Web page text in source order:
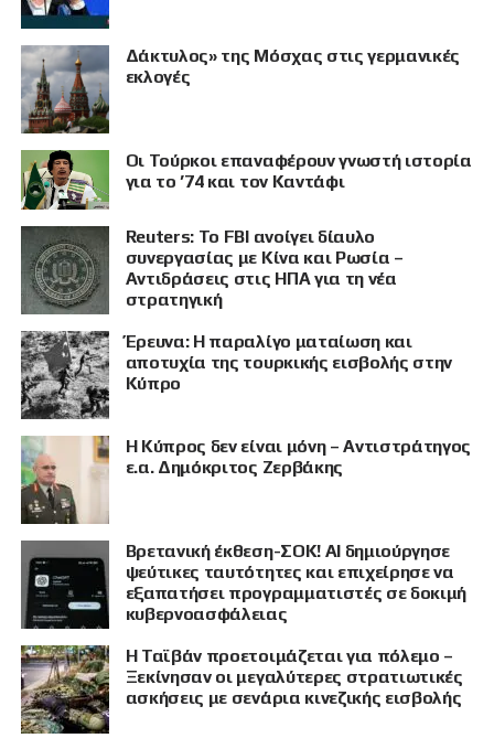
ΠΡΟΒΟΛΗ
Δάκτυλος» της Μόσχας στις γερμανικές
εκλογές
Οι Τούρκοι επαναφέρουν γνωστή ιστορία
για το ’74 και τον Καντάφι
Reuters: Το FBI ανοίγει δίαυλο
συνεργασίας με Κίνα και Ρωσία –
Αντιδράσεις στις ΗΠΑ για τη νέα
στρατηγική
Έρευνα: Η παραλίγο ματαίωση και
αποτυχία της τουρκικής εισβολής στην
Κύπρο
Η Κύπρος δεν είναι μόνη – Αντιστράτηγος
ε.α. Δημόκριτος Ζερβάκης
Βρετανική έκθεση-ΣΟΚ! AI δημιούργησε
ψεύτικες ταυτότητες και επιχείρησε να
εξαπατήσει προγραμματιστές σε δοκιμή
κυβερνοασφάλειας
Η Ταϊβάν προετοιμάζεται για πόλεμο –
Ξεκίνησαν οι μεγαλύτερες στρατιωτικές
ασκήσεις με σενάρια κινεζικής εισβολής